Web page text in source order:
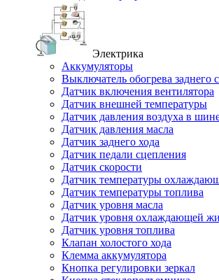
Электрика
Аккумуляторы
Выключатель обогрева заднего
Датчик включения вентилятора
Датчик внешней температуры
Датчик давления воздуха в
Датчик давления масла
Датчик заднего хода
Датчик педали сцепления
Датчик скорости
Датчик температуры
Датчик температуры топлива
Датчик уровня масла
Датчик уровня охлаждающей
Датчик уровня топлива
Клапан холостого хода
Клемма аккумулятора
Кнопка регулировки зеркал